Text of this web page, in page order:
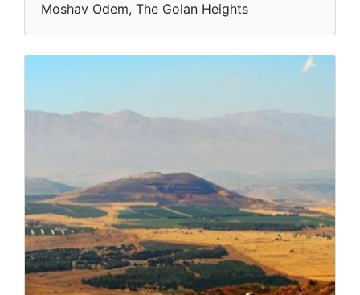
Moshav Odem, The Golan Heights